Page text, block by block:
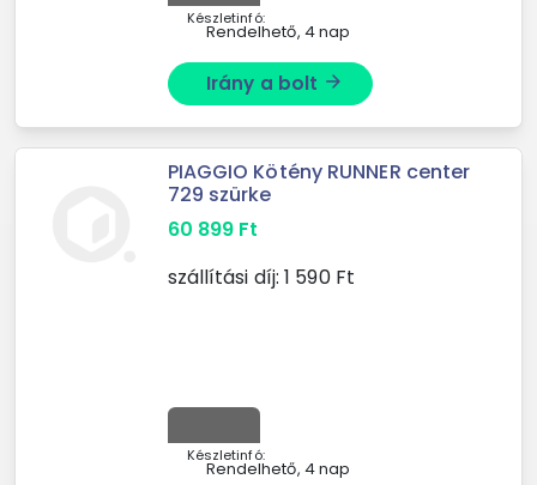
Készletinfó:
Rendelhető, 4 nap
Irány a bolt arrow_forward
PIAGGIO Kötény RUNNER center
729 szürke
60 899 Ft
szállítási díj: 1 590Ft
Készletinfó:
Rendelhető, 4 nap